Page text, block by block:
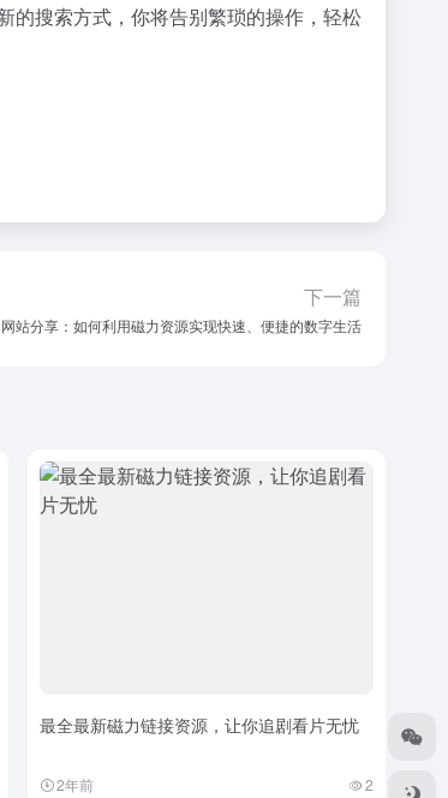
的搜索方式，你将告别繁琐的操作，轻松
下一篇
站分享：如何利用磁力资源实现快速、便捷的数字生活
最全最新磁力链接资源，让你追剧看片无忧
2年前 2